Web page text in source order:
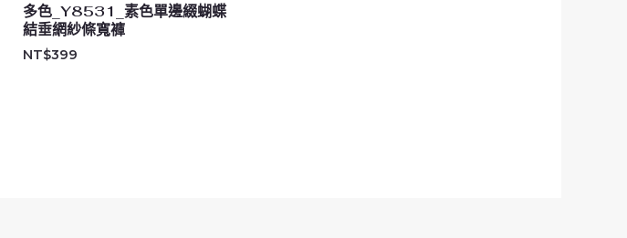
多色_Y8531_素色單邊綴蝴蝶
結垂網紗條寬褲
NT$399